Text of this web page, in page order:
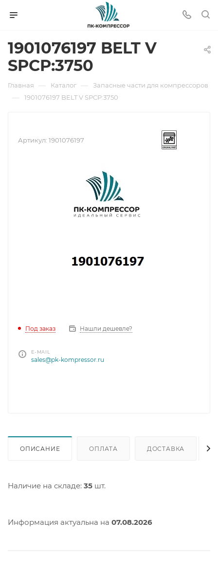
1901076197 BELT V
SPCP:3750
Главная — Каталог — Запасные части для компрессоров
— 1901076197 BELT V SPCP:3750
Артикул: 1901076197
Под заказ Нашли дешевле?
E-MAIL
sales@pk-kompressor.ru
ОПИСАНИЕ ОПЛАТА ДОСТАВКА
Наличие на складе: 35 шт.
Информация актуальна на 07.08.2026